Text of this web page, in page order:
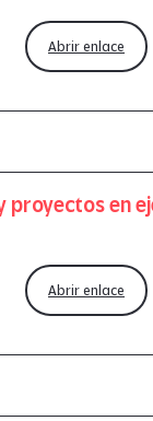
Abrir enlace
proyectos en
Abrir enlace